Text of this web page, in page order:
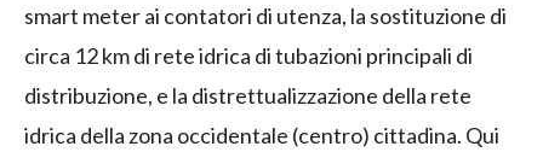
smart meter ai contatori di utenza, la sostituzione di
circa 12 km di rete idrica di tubazioni principali di
distribuzione, e la distrettualizzazione della rete
idrica della zona occidentale (centro) cittadina. Qui